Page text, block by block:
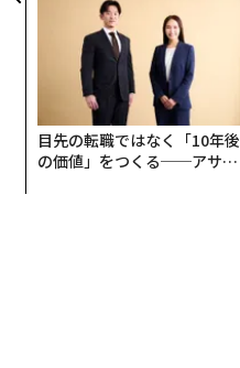
目先の転職ではなく「10年後
の価値」をつくる──アサイ